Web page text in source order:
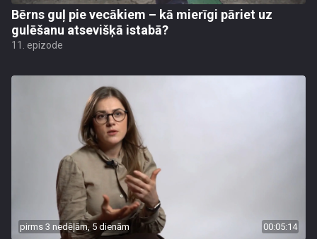
Bērns guļ pie vecākiem – kā mierīgi pāriet uz
gulēšanu atsevišķā istabā?
11. epizode
pirms 3 nedēļām, 5 dienām 00:05:14